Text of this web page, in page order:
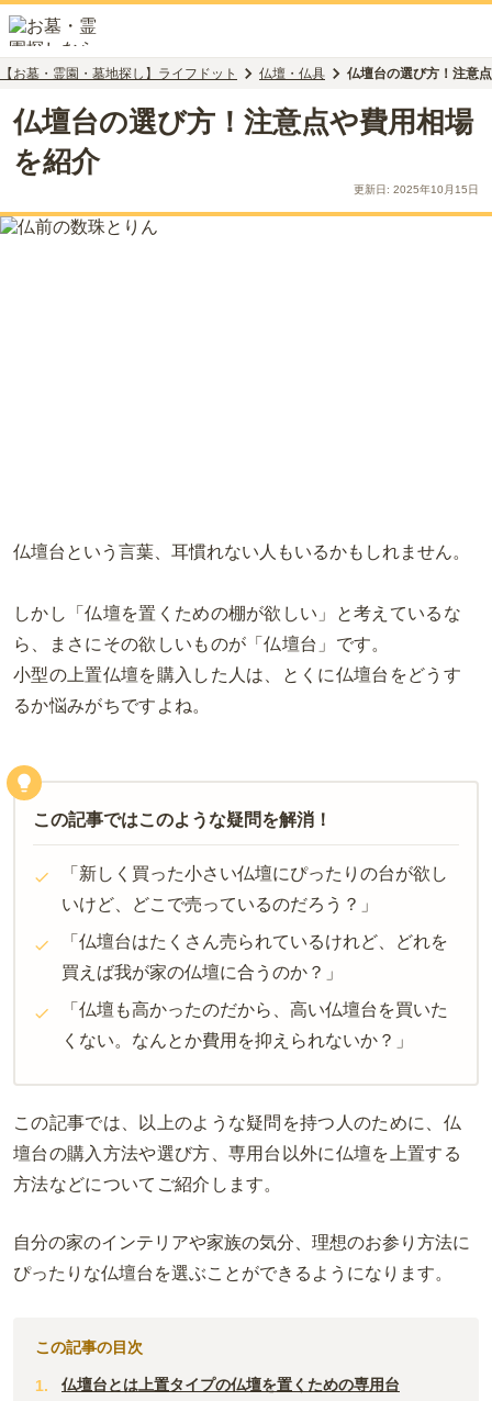
【お墓・霊園・墓地探し】ライフドット 仏壇・仏具 仏壇台の選び方！注意
仏壇台の選び方！注意点や費用相場
を紹介
更新日: 2025年10月15日
仏壇台という言葉、耳慣れない人もいるかもしれません。
しかし「仏壇を置くための棚が欲しい」と考えているな
ら、まさにその欲しいものが「仏壇台」です。
小型の上置仏壇を購入した人は、とくに仏壇台をどうす
るか悩みがちですよね。
この記事ではこのような疑問を解消！
「新しく買った小さい仏壇にぴったりの台が欲し
いけど、どこで売っているのだろう？」
「仏壇台はたくさん売られているけれど、どれを
買えば我が家の仏壇に合うのか？」
「仏壇も高かったのだから、高い仏壇台を買いた
くない。なんとか費用を抑えられないか？」
この記事では、以上のような疑問を持つ人のために、仏
壇台の購入方法や選び方、専用台以外に仏壇を上置する
方法などについてご紹介します。
自分の家のインテリアや家族の気分、理想のお参り方法に
ぴったりな仏壇台を選ぶことができるようになります。
この記事の目次
仏壇台とは上置タイプの仏壇を置くための専用台